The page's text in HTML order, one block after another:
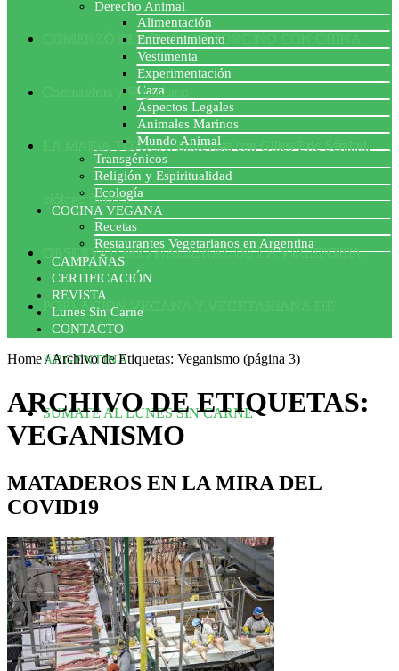
COMENZÓ EL ACUERDO PORCINO CON CHINA
Coronavirus y Veganismo
LA MAFIA TÓXICA: Entrevista con Gilles-Eric Séralini,
biólogo francés
OBSERVATORIO NACIONAL DE LA VEGEFOBIA
POBLACION VEGANA Y VEGETARIANA DE
ARGENTINA
SUMATE AL LUNES SIN CARNE
Derecho Animal
Alimentación
Entretenimiento
Vestimenta
Experimentación
Caza
Aspectos Legales
Animales Marinos
Mundo Animal
Transgénicos
Religión y Espiritualidad
Ecología
COCINA VEGANA
Recetas
Restaurantes Vegetarianos en Argentina
CAMPAÑAS
CERTIFICACIÓN
REVISTA
Lunes Sin Carne
CONTACTO
Home/Archivo de Etiquetas: Veganismo (página 3)
ARCHIVO DE ETIQUETAS:
VEGANISMO
MATADEROS EN LA MIRA DEL
COVID19